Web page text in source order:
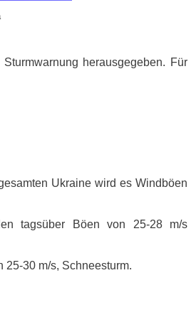
herausgegeben. Für
Ukraine wird es Windböen
tagsüber Böen von 25-28 m/s
25-30 m/s, Schneesturm.